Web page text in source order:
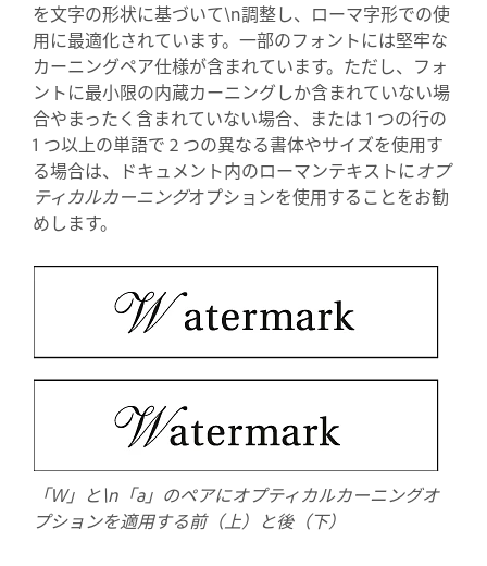
を文字の形状に基づいて\n調整し、ローマ字形での使
用に最適化されています。一部のフォントには堅牢な
カーニングペア仕様が含まれています。ただし、フォ
ントに最小限の内蔵カーニングしか含まれていない場
合やまったく含まれていない場合、または 1 つの行の
1 つ以上の単語で 2 つの異なる書体やサイズを使用す
る場合は、ドキュメント内のローマンテキストにオプ
ティカルカーニングオプションを使用することをお勧
めします。
「W」と\n「a」のペアにオプティカルカーニングオ
プションを適用する前（上）と後（下）